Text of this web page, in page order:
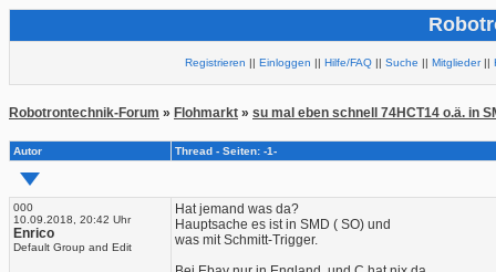
Registrieren || Einloggen || Hilfe/FAQ || Suche || Mitglieder||
Robotrontechnik-Forum » Flohmarkt » su mal eben schnell 74HCT14 o.ä. in
Autor Thread - Seiten: -1-
000
10.09.2018, 20:42 Uhr
Enrico
Default Group and Edit
Hat jemand was da?
Hauptsache es ist in SMD ( SO) und
was mit Schmitt-Trigger.